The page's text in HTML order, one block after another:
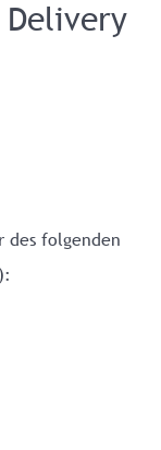
des folgenden